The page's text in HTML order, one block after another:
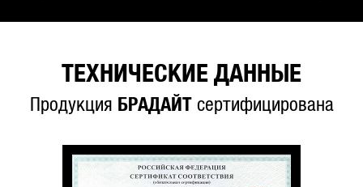
ТЕХНИЧЕСКИЕ ДАННЫЕ
Продукция БРАДАЙТсертифицирована